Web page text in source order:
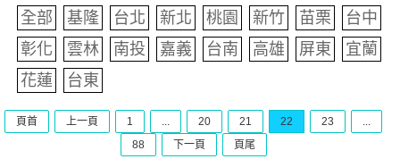
全部 基隆 台北 新北 桃園 新竹 苗栗
台中
彰化
雲林 南投 嘉義 台南 高雄 屏東
宜蘭
花蓮
台東
頁首 上一頁 1 ... 20 21 22 23
...
88
下一頁 頁尾